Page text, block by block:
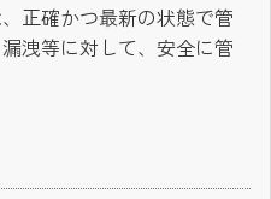
正確かつ最新の状態で管
洩等に対して、安全に管